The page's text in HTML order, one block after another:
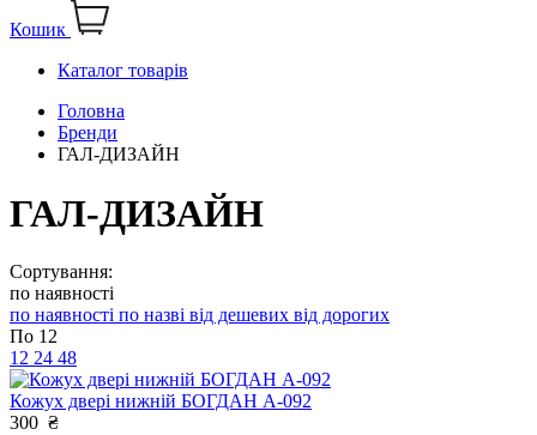
Кошик
Каталог товарів
Головна
Бренди
ГАЛ-ДИЗАЙН
ГАЛ-ДИЗАЙН
Сортування:
по наявності
по наявності по назві від дешевих від дорогих
По 12
12 24 48
Кожух двері нижній БОГДАН А-092
300 ₴